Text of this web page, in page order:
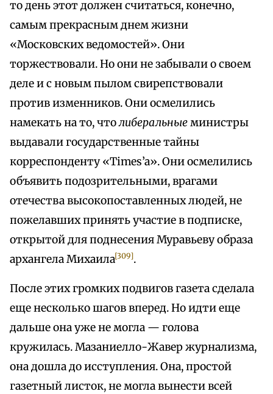
то день этот должен считаться, конечно,
самым прекрасным днем жизни
«Московских ведомостей». Они
торжествовали. Но они не забывали о своем
деле и с новым пылом свирепствовали
против изменников. Они осмелились
намекать на то, чтолиберальныеминистры
выдавали государственные тайны
корреспонденту «Times’a». Они осмелились
объявить подозрительными, врагами
отечества высокопоставленных людей, не
пожелавших принять участие в подписке,
открытой для поднесения Муравьеву образа
архангела Михаила[309].
После этих громких подвигов газета сделала
еще несколько шагов вперед. Но идти еще
дальше она уже не могла — голова
кружилась. Мазаниелло-Жавер журнализма,
она дошла до исступления. Она, простой
газетный листок, не могла вынести всей